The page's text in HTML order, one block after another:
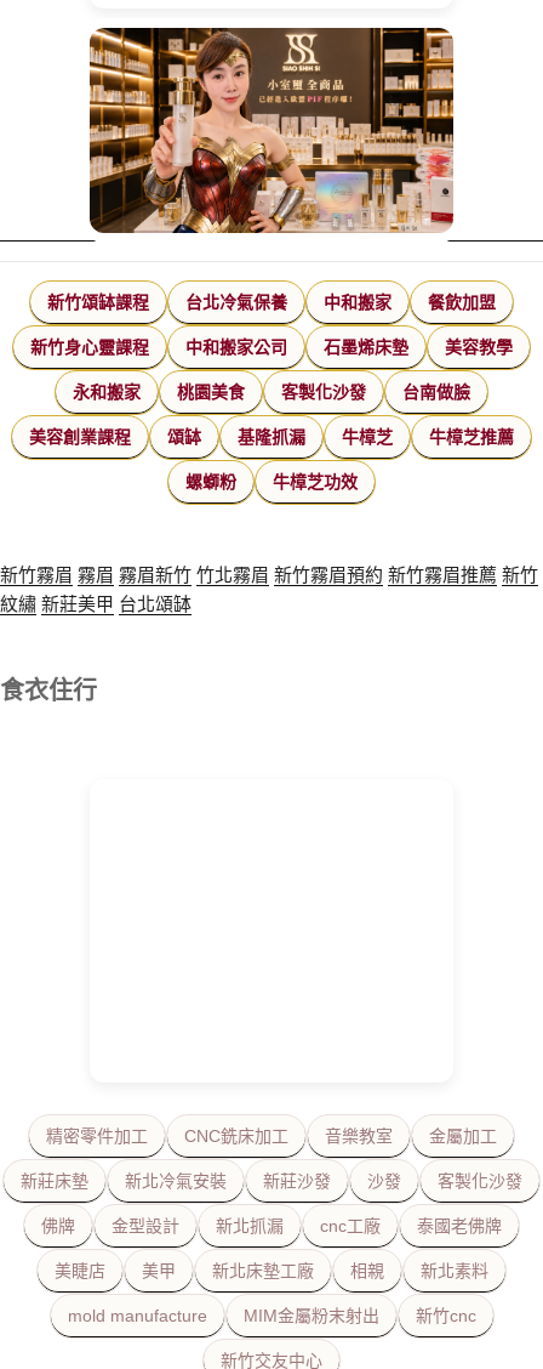
新竹頌缽課程 台北冷氣保養 中和搬家 餐飲加盟
新竹身心靈課程 中和搬家公司 石墨烯床墊 美容教學
永和搬家 桃園美食 客製化沙發 台南做臉
美容創業課程 頌缽 基隆抓漏 牛樟芝 牛樟芝推薦
螺螄粉 牛樟芝功效
新竹霧眉 霧眉 霧眉新竹竹北霧眉 新竹霧眉預約 新竹霧眉推薦 新竹
紋繡新莊美甲 台北頌缽
食衣住行
精密零件加工 CNC銑床加工 音樂教室 金屬加工
新莊床墊 新北冷氣安裝 新莊沙發 沙發 客製化沙發
佛牌 金型設計 新北抓漏 cnc工廠 泰國老佛牌
美睫店 美甲 新北床墊工廠 相親 新北素料
mold manufacture MIM金屬粉末射出 新竹cnc
新竹交友中心